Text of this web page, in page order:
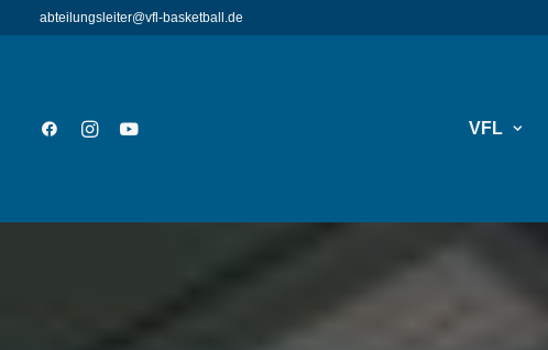
abteilungsleiter@vfl-basketball.de
VFL